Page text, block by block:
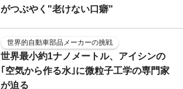
がつぶやく"老けない口癖"
世界的自動車部品メーカーの挑戦
世界最小約1ナノメートル、アイシンの
｢空気から作る水｣に微粒子工学の専門家
が迫る